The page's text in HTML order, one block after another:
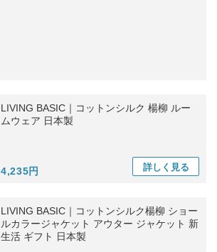
LIVING BASIC｜コットンシルク 楊柳 ルー
ムウェア 日本製
4,235円 詳しく 見る
LIVING BASIC｜コットンシルク楊柳 ショー
ルカラージャケット アウター ジャケット 新
生活 ギフト 日本製